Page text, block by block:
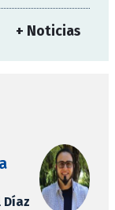
+ Noticias
Díaz